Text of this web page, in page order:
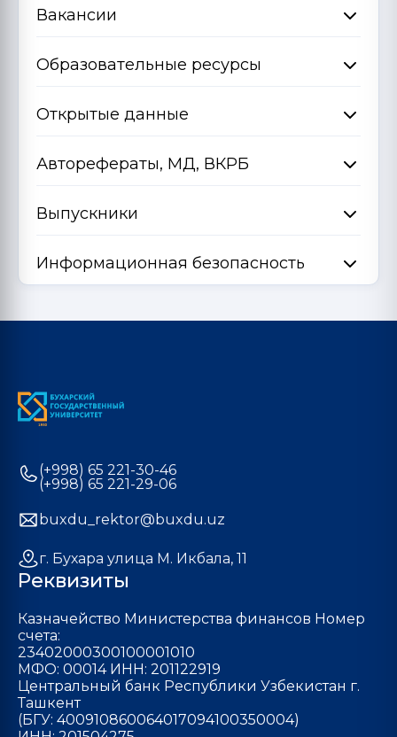
Вакансии
Образовательные ресурсы
Открытые данные
Авторефераты, МД, ВКРБ
Выпускники
Информационная безопасность
(+998) 65 221-30-46
(+998) 65 221-29-06
buxdu_rektor@buxdu.uz
г. Бухара улица М. Икбала, 11
Реквизиты
Казначейство Министерства финансов Номер
счета:
23402000300100001010
МФО: 00014 ИНН: 201122919
Центральный банк Республики Узбекистан г.
Ташкент
(БГУ: 400910860064017094100350004)